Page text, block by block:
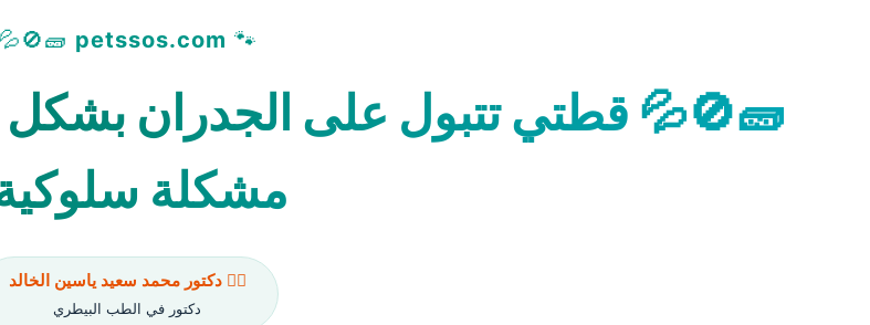
🐾
petssos.com
🧱🚫💦
🧱🚫💦 قطتي تتبول على الجدران بشكل
مشكلة
👨‍⚕️ دكتور محمد سعيد ياسين الخالد
دكتور في الطب البيطري